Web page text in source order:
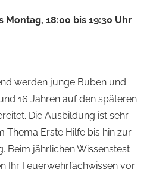
18:00 bis 19:30 Uhr
werden junge Buben und
16 Jahren auf den späteren
Die Ausbildung ist sehr
Thema Erste Hilfe bis hin zur
Beim jährlichen Wissenstest
Ihr Feuerwehrfachwissen vor